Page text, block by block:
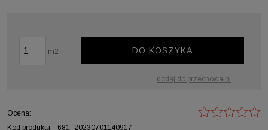
m2 DO KOSZYKA
dodaj do przechowalni
Ocena:
Kod produktu:
681_20230701140917